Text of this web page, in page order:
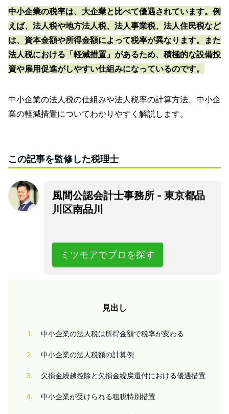
中小企業の税率は、大企業と比べて優遇されています。 例
えば、法人税や地方法人税、法人事業税、法人住民税など
は、資本金額や所得金額によって税率が異なります。また
法人税における「軽減措置」があるため、積極的な設備投
資や雇用促進がしやすい仕組みになっているのです。
中小企業の法人税の仕組みや法人税率の計算方法、中小企
業の軽減措置についてわかりやすく解説します。
この記事を監修した税理士
風間公認会計士事務所 - 東京都品
川区南品川
ミツモアでプロを探す
見出し
1 中小企業の法人税は所得金額で税率が変わる
2 中小企業の法人税額の計算例
3 欠損金繰越控除と欠損金繰戻還付における優遇措置
4 中小企業が受けられる租税特別措置